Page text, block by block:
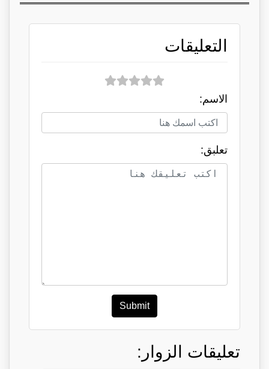
التعليقات
الاسم:
تعلبق:
Submit
تعليقات الزوار: